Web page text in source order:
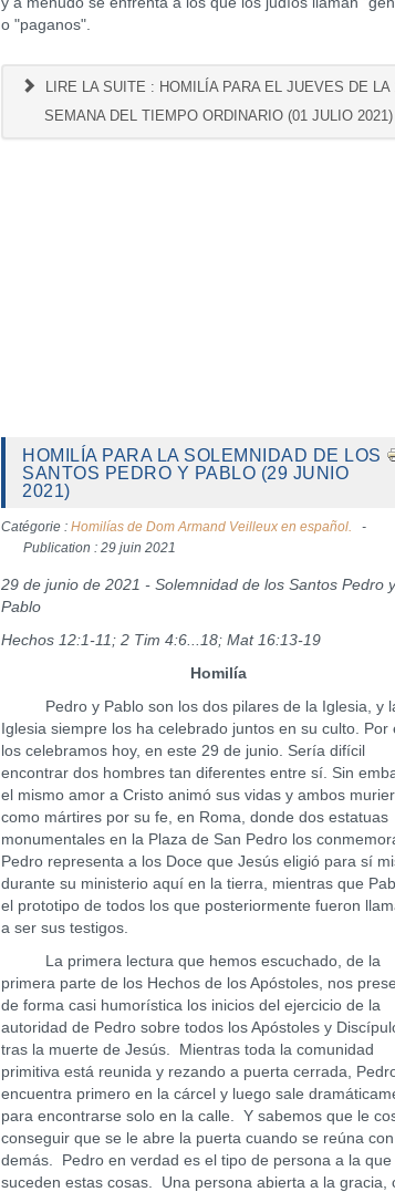
o "paganos".
LIRE LA SUITE : HOMILÍA PARA EL JUEVES DE LA
SEMANA DEL TIEMPO ORDINARIO (01 JULIO 2021)
HOMILÍA PARA LA SOLEMNIDAD DE LOS
SANTOS PEDRO Y PABLO (29 JUNIO
2021)
Catégorie :Homilías de Dom Armand Veilleux en español.
Publication : 29 juin 2021
29 de junio de 2021 - Solemnidad de los Santos Pedro
Pablo
Hechos 12:1-11; 2 Tim 4:6...18; Mat 16:13-19
Homilía
Pedro y Pablo son los dos pilares de la Iglesia, y
Iglesia siempre los ha celebrado juntos en su culto. Por
los celebramos hoy, en este 29 de junio. Sería difícil
encontrar dos hombres tan diferentes entre sí. Sin
el mismo amor a Cristo animó sus vidas y ambos
como mártires por su fe, en Roma, donde dos estatuas
monumentales en la Plaza de San Pedro los
Pedro representa a los Doce que Jesús eligió para sí
durante su ministerio aquí en la tierra, mientras que
el prototipo de todos los que posteriormente fueron
a ser sus testigos.
La primera lectura que hemos escuchado, de la
primera parte de los Hechos de los Apóstoles, nos
de forma casi humorística los inicios del ejercicio de la
autoridad de Pedro sobre todos los Apóstoles y
tras la muerte de Jesús. Mientras toda la comunidad
primitiva está reunida y rezando a puerta cerrada,
encuentra primero en la cárcel y luego sale
para encontrarse solo en la calle. Y sabemos que le
conseguir que se le abre la puerta cuando se reúna
demás. Pedro en verdad es el tipo de persona a la que
suceden estas cosas. Una persona abierta a la gracia,